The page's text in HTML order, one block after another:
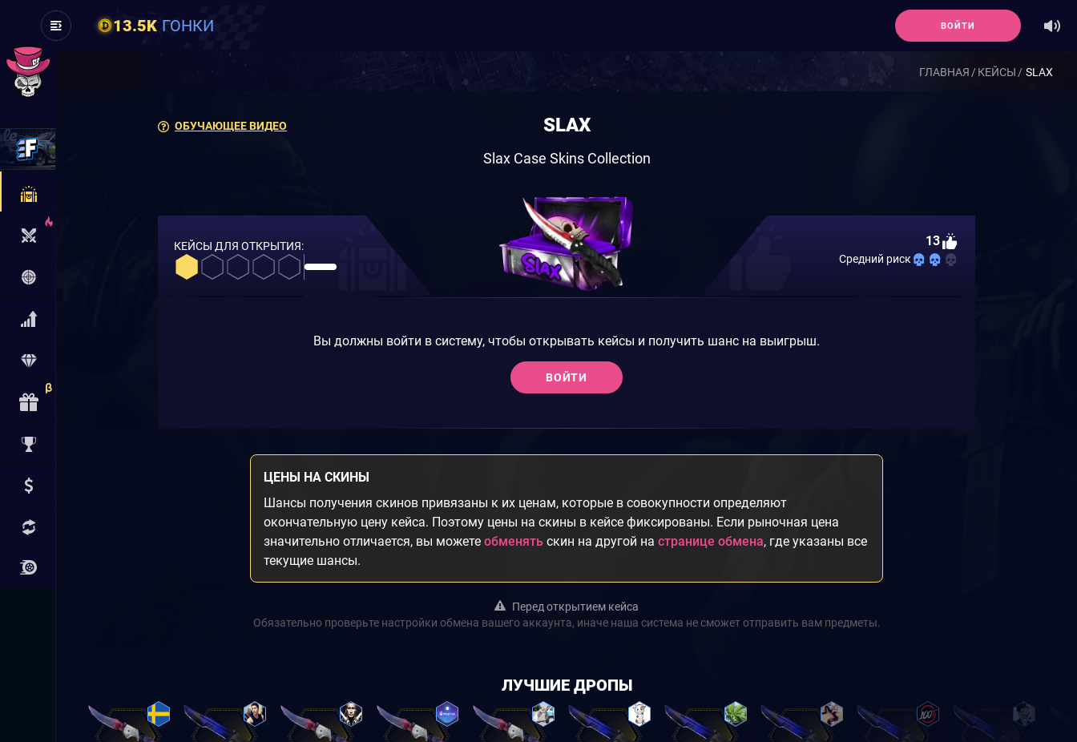
13.5K ГОНКИ ВОЙТИ
ГЛАВНАЯ КЕЙСЫ SLAX
ОБУЧАЮЩЕЕ ВИДЕО SLAX
Slax Case Skins Collection
КЕЙСЫ ДЛЯ ОТКРЫТИЯ: 13
Средний риск
Вы должны войти в систему, чтобы открывать кейсы и получить шанс на выигрыш.
ВОЙТИ
ЦЕНЫ НА СКИНЫ
Шансы получения скинов привязаны к их ценам, которые в совокупности определяют
окончательную цену кейса. Поэтому цены на скины в кейсе фиксированы. Если рыночная цена
значительно отличается, вы можете обменять скин на другой на странице обмена, где указаны все
текущие шансы.
Перед открытием кейса
Обязательно проверьте настройки обмена вашего аккаунта, иначе наша система не сможет отправить вам предметы.
ЛУЧШИЕ ДРОПЫ